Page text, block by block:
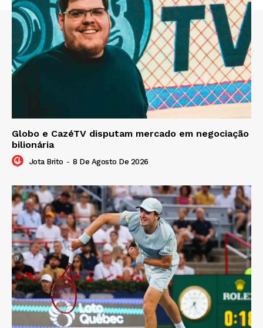
Globo e CazéTV disputam mercado em negociação
bilionária
Jota Brito - 8 De Agosto De 2026